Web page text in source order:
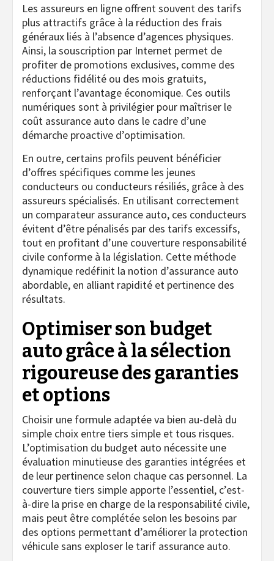
Les assureurs en ligne offrent souvent des tarifs
plus attractifs grâce à la réduction des frais
généraux liés à l’absence d’agences physiques.
Ainsi, la souscription par Internet permet de
profiter de promotions exclusives, comme des
réductions fidélité ou des mois gratuits,
renforçant l’avantage économique. Ces outils
numériques sont à privilégier pour maîtriser le
coût assurance auto dans le cadre d’une
démarche proactive d’optimisation.
En outre, certains profils peuvent bénéficier
d’offres spécifiques comme les jeunes
conducteurs ou conducteurs résiliés, grâce à des
assureurs spécialisés. En utilisant correctement
un comparateur assurance auto, ces conducteurs
évitent d’être pénalisés par des tarifs excessifs,
tout en profitant d’une couverture responsabilité
civile conforme à la législation. Cette méthode
dynamique redéfinit la notion d’assurance auto
abordable, en alliant rapidité et pertinence des
résultats.
Optimiser son budget
auto grâce à la sélection
rigoureuse des garanties
et options
Choisir une formule adaptée va bien au-delà du
simple choix entre tiers simple et tous risques.
L’optimisation du budget auto nécessite une
évaluation minutieuse des garanties intégrées et
de leur pertinence selon chaque cas personnel. La
couverture tiers simple apporte l’essentiel, c’est-
à-dire la prise en charge de la responsabilité civile,
mais peut être complétée selon les besoins par
des options permettant d’améliorer la protection
véhicule sans exploser le tarif assurance auto.